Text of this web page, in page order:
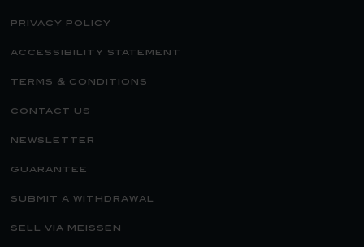
privacy policy
accessibility statement
terms & conditions
contact us
newsletter
guarantee
submit a withdrawal
sell via meissen